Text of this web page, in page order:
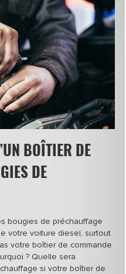
BOÎTIER DE
DE
bougies de préchauffage
votre voiture diesel, surtout
votre boîtier de commande
? Quelle sera
si votre boîtier de